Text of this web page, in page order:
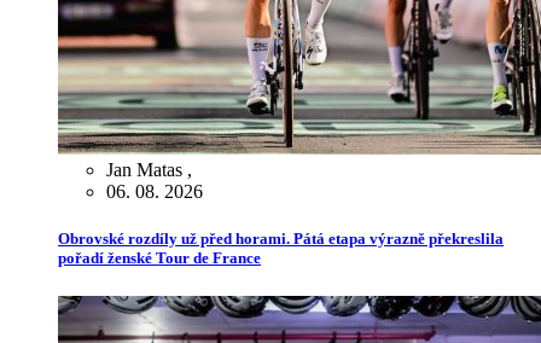
Jan Matas ,
06. 08. 2026
Obrovské rozdíly už před horami. Pátá etapa výrazně překreslila
pořadí ženské Tour de France